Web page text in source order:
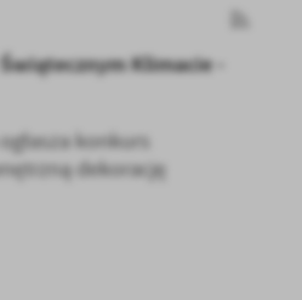
Klimacie -
konkurs
dekorację